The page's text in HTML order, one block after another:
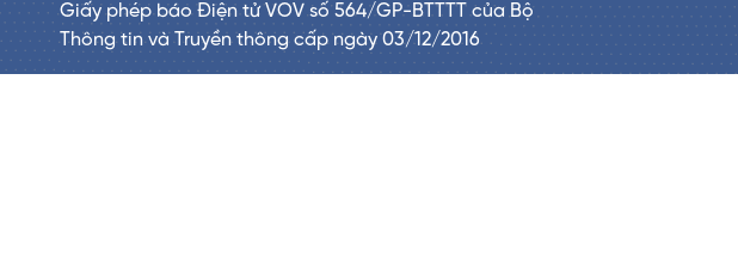
Giấy phép báo Điện tử VOV số 564/GP-BTTTT của Bộ
Thông tin và Truyền thông cấp ngày 03/12/2016